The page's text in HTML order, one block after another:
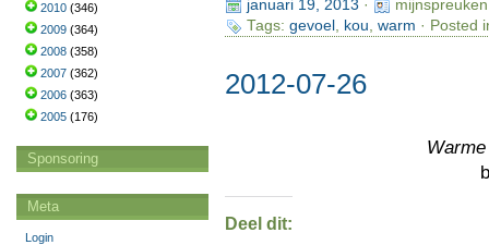
januari 19, 2013 ·
Tags: gevoel , kou, warm · Posted
2012-07-26
Warme
Deel dit:
2010 (346)
2009 (364)
2008 (358)
2007 (362)
2006 (363)
2005 (176)
Sponsoring
Meta
Login